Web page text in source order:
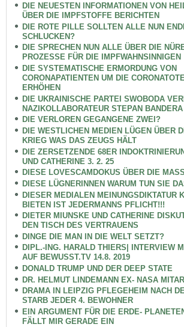
DIE NEUESTEN INFORMATIONEN VON
ÜBER DIE IMPFSTOFFE BERICHTEN
DIE ROTE PILLE SOLLTEN ALLE NUN
SCHLUCKEN?
DIE SPRECHEN NUN ALLE ÜBER DIE
PROZESSE FÜR DIE IMPFWAHNSINNIGEN
DIE SYSTEMATISCHE ERMORDUNG VON
CORONAPATIENTEN UM DIE
ERHÖHEN
DIE UKRAINISCHE PARTEI SWOBODA
NAZIKOLLABORATEUR STEPAN BANDERA
DIE VERLOREN GEGANGENE ZWEI?
DIE WESTLICHEN MEDIEN LÜGEN ÜBER
KRIEG WAS DAS ZEUGS HÄLT
DIE ZERSETZENDE 68ER
UND CATHERINE 3. 2. 25
DIESE LOVESCAMDOKUS ÜBER DIE
DIESE LÜGNERINNEN WARUM TUN SIE
DIESER MEDIALEN MEINUNGSDIKTATUR
BIETEN IST JEDERMANNS PFLICHT!!!
DIETER MIUNSKE UND CATHERINE
DEN TISCH DES VERTRAUENS
DINGE DIE MAN IN DIE WELT SETZT?
DIPL.-ING. HARALD THIERS| INTERVIEW
AUF BEWUSST.TV 14.8. 2019
DONALD TRUMP UND DER DEEP STATE
DR. HELMUT LINDEMANN EX- NASA
DRAMA IN LEIPZIG PFLEGEHEIM NACH
STARB JEDER 4. BEWOHNER
EIN ARGUMENT FÜR DIE ERDE-
FÄLLT MIR GERADE EIN